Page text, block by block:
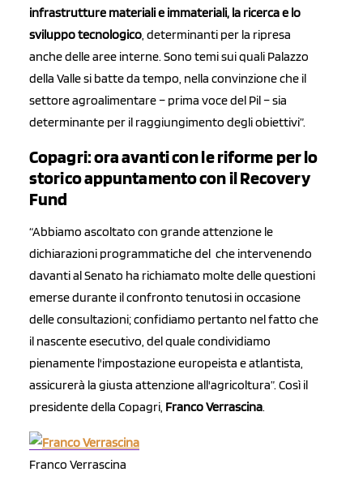
infrastrutture materiali e immateriali, la ricerca e lo
sviluppo tecnologico, determinanti per la ripresa
anche delle aree interne. Sono temi sui quali Palazzo
della Valle si batte da tempo, nella convinzione che il
settore agroalimentare – prima voce del Pil – sia
determinante per il raggiungimento degli obiettivi”.
Copagri: ora avanti con le riforme per lo
storico appuntamento con il Recovery
Fund
“Abbiamo ascoltato con grande attenzione le
dichiarazioni programmatiche del che intervenendo
davanti al Senato ha richiamato molte delle questioni
emerse durante il confronto tenutosi in occasione
delle consultazioni; confidiamo pertanto nel fatto che
il nascente esecutivo, del quale condividiamo
pienamente l'impostazione europeista e atlantista,
assicurerà la giusta attenzione all'agricoltura”. Così il
presidente della Copagri, Franco Verrascina.
Franco Verrascina